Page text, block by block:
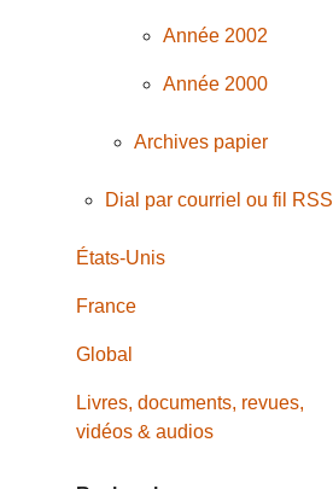
Année 2002
Année 2000
Archives papier
Dial par courriel ou fil RSS
États-Unis
France
Global
Livres, documents, revues,
vidéos & audios